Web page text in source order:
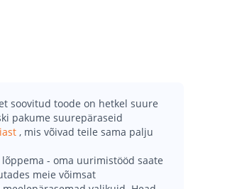
soovitud toode on hetkel suure
pakume suurepäraseid
, mis võivad teile sama palju
- oma uurimistööd saate
meie võimsat